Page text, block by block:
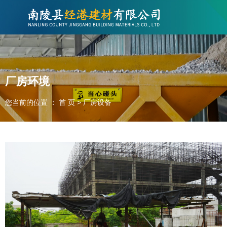
欢迎访问南陵县经港建材有限公司网站！
联系电话：400-000-XXXX
厂房环境
您当前的位置 ： 首 页>厂房设备